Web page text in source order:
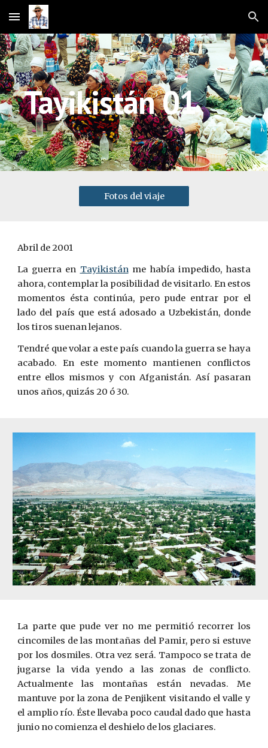
Skip to main content Skip to navigation
Tayikistán 01
Fotos del viaje
Abril de 2001
La guerra en Tayikistánme había impedido, hasta
ahora, contemplar la posibilidad de visitarlo. En estos
momentos ésta continúa, pero pude entrar por el
lado del país que está adosado a Uzbekistán, donde
los tiros suenan lejanos.
Tendré que volar a este país cuando la guerra se haya
acabado. En este momento mantienen conflictos
entre ellos mismos y con Afganistán. Así pasaran
unos años, quizás 20 ó 30.
La parte que pude ver no me permitió recorrer los
cincomiles de las montañas del Pamir, pero si estuve
por los dosmiles. Otra vez será. Tampoco se trata de
jugarse la vida yendo a las zonas de conflicto.
Actualmente las montañas están nevadas. Me
mantuve por la zona de Penjikent visitando el valle y
el amplio río. Éste llevaba poco caudal dado que hasta
junio no comienza el deshielo de los glaciares.